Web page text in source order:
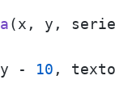
(x, y,
- 10 ,